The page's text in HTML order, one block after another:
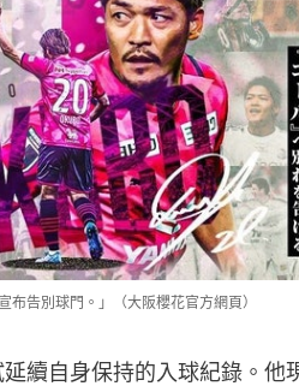
告別球門。」（大阪櫻花官方網頁）
續自身保持的入球紀錄。他